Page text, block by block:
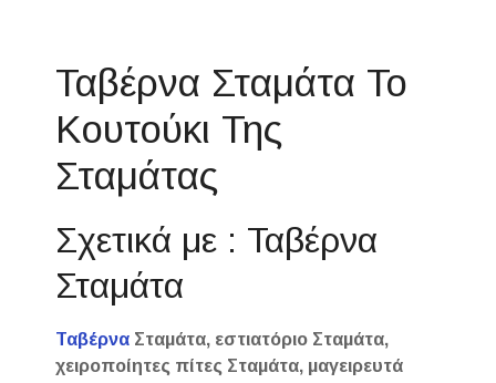
Ταβέρνα Σταμάτα Το
Κουτούκι Της
Σταμάτας
Σχετικά με : Ταβέρνα
Σταμάτα
Ταβέρνα Σταμάτα, εστιατόριο Σταμάτα,
χειροποίητες πίτες Σταμάτα, μαγειρευτά